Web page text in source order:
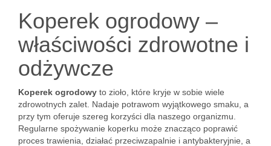
Koperek ogrodowy –
właściwości zdrowotne i
odżywcze
Koperek ogrodowy to zioło, które kryje w sobie wiele
zdrowotnych zalet. Nadaje potrawom wyjątkowego smaku, a
przy tym oferuje szereg korzyści dla naszego organizmu.
Regularne spożywanie koperku może znacząco poprawić
proces trawienia, działać przeciwzapalnie i antybakteryjnie, a